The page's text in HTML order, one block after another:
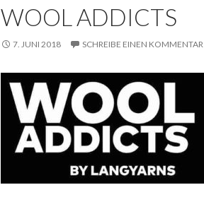
WOOL ADDICTS
7. JUNI 2018 SCHREIBE EINEN KOMMENTAR